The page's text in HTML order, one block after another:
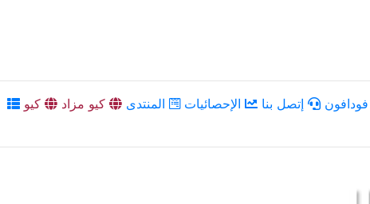
إتصل بنا الإحصائيات المنتدى كيو مزاد
كيو